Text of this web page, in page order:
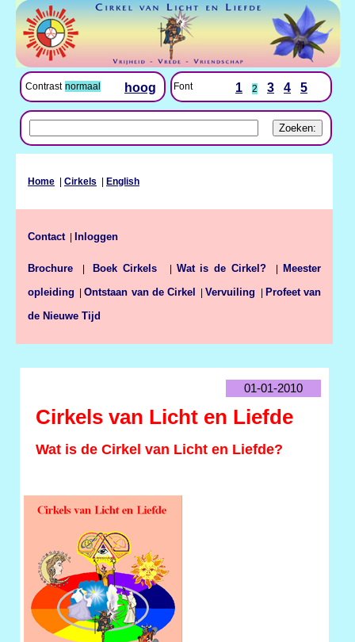
Contrast normaal hoog Font 1 2 3 4 5
Home Cirkels English
Contact| Inloggen
Brochure Boek Cirkels Wat is de Cirkel?
Meester
opleiding |Ontstaan van de Cirkel |Vervuiling
Profeet van
de Nieuwe Tijd
01-01-2010
Cirkels van Licht en Liefde
Wat is de Cirkel van Licht en Liefde?